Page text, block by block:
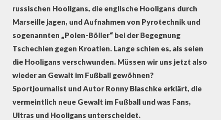
russischen Hooligans, die englische Hooligans durch
Marseille jagen, und Aufnahmen von Pyrotechnik und
sogenannten „Polen-Böller“ bei der Begegnung
Tschechien gegen Kroatien. Lange schien es, als seien
die Hooligans verschwunden. Müssen wir uns jetzt also
wieder an Gewalt im Fußball gewöhnen?
Sportjournalist und Autor Ronny Blaschke erklärt, die
vermeintlich neue Gewalt im Fußball und was Fans,
Ultras und Hooligans unterscheidet.